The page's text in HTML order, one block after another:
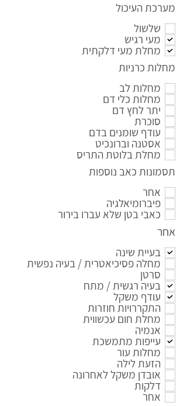
מערכת העיכול
שלשול
מעי רגיש
מחלת מעי דלקתית
מחלות כרניות
מחלות לב
מחלות כלי דם
יתר לחץ דם
סוכרת
עודף שומנים בדם
אסטנה וברונכיט
מחלת בלוטת התריס
תסמונות כאב נוספות
אחר
פיברומיאלגיה
כאבי בטן שלא עברו בירור
אחר
בעיית שינה
מחלה פסיכיאטרית / בעיה נפשית
סרטן
בעיה רגשית / מתח
עודף משקל
התקררויות חוזרות
מחלת חום עכשווית
אנמיה
עייפות מתמשכת
מחלות עור
הזעת לילה
אובדן משקל לאחרונה
דלקות
אחר